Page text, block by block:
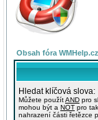
Obsah fóra WMHelp.cz
Hledat klíčová slova:
Můžete použítAND pro
mohou být a NOT pro
nahrazení části řetězce